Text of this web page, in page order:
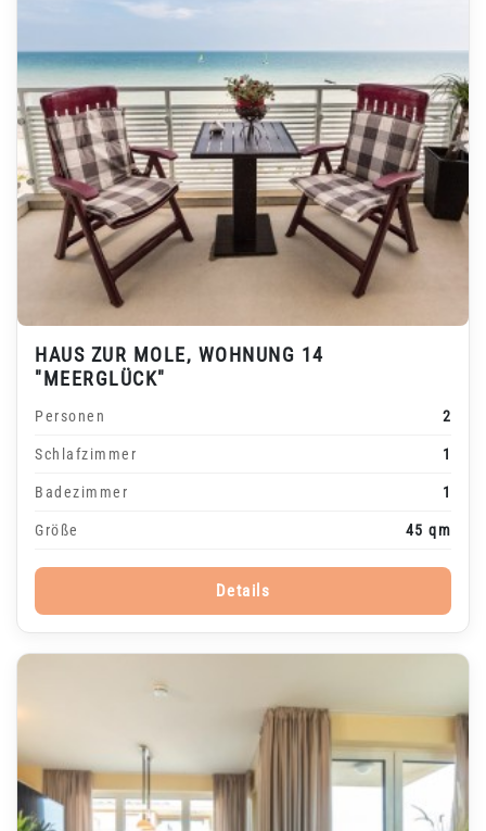
HAUS ZUR MOLE, WOHNUNG 14
"MEERGLÜCK"
Personen 2
Schlafzimmer 1
Badezimmer 1
Größe 45 qm
Details